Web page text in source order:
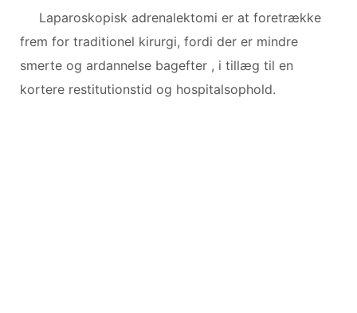
Laparoskopisk adrenalektomi er at foretrække
frem for traditionel kirurgi, fordi der er mindre
smerte og ardannelse bagefter , i tillæg til en
kortere restitutionstid og hospitalsophold.